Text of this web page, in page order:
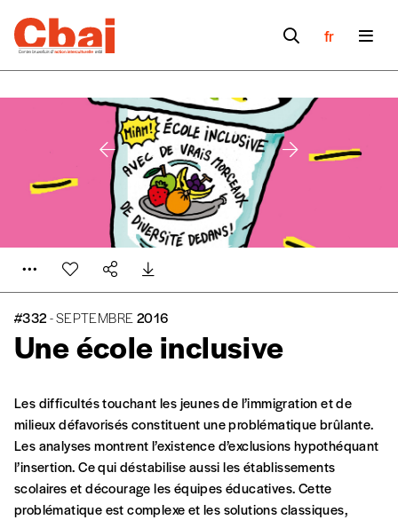
fr
#332- SEPTEMBRE2016
Une école inclusive
Les difficultés touchant les jeunes de l’immigration et de
milieux défavorisés constituent une problématique brûlante.
Les analyses montrent l’existence d’exclusions hypothéquant
l’insertion. Ce qui déstabilise aussi les établissements
scolaires et décourage les équipes éducatives. Cette
problématique est complexe et les solutions classiques,